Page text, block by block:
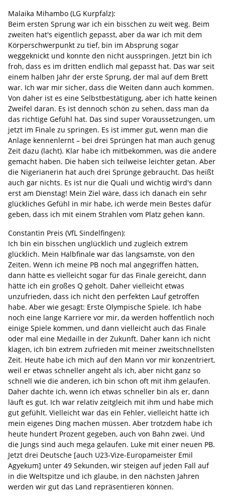
Malaika Mihambo (LG Kurpfalz):
Beim ersten Sprung war ich ein bisschen zu weit weg. Beim
zweiten hat's eigentlich gepasst, aber da war ich mit dem
Körperschwerpunkt zu tief, bin im Absprung sogar
weggeknickt und konnte den nicht ausspringen. Jetzt bin ich
froh, dass es im dritten endlich mal gepasst hat. Das war seit
einem halben Jahr der erste Sprung, der mal auf dem Brett
war. Ich war mir sicher, dass die Weiten dann auch kommen.
Von daher ist es eine Selbstbestätigung, aber ich hatte keinen
Zweifel daran. Es ist dennoch schön zu sehen, dass man da
das richtige Gefühl hat. Das sind super Voraussetzungen, um
jetzt im Finale zu springen. Es ist immer gut, wenn man die
Anlage kennenlernt – bei drei Sprüngen hat man auch genug
Zeit dazu (lacht). Klar habe ich mitbekommen, was die andere
gemacht haben. Die haben sich teilweise leichter getan. Aber
die Nigerianerin hat auch drei Sprünge gebraucht. Das heißt
auch gar nichts. Es ist nur die Quali und wichtig wird's dann
erst am Dienstag! Mein Ziel wäre, dass ich danach ein sehr
glückliches Gefühl in mir habe, ich werde mein Bestes dafür
geben, dass ich mit einem Strahlen vom Platz gehen kann.
Constantin Preis (VfL Sindelfingen):
Ich bin ein bisschen unglücklich und zugleich extrem
glücklich. Mein Halbfinale war das langsamste, von den
Zeiten. Wenn ich meine PB noch mal angegriffen hätten,
dann hätte es vielleicht sogar für das Finale gereicht, dann
hätte ich ein großes Q geholt. Daher vielleicht etwas
unzufrieden, dass ich nicht den perfekten Lauf getroffen
habe. Aber wie gesagt: Erste Olympische Spiele. Ich habe
noch eine lange Karriere vor mir, da werden hoffentlich noch
einige Spiele kommen, und dann vielleicht auch das Finale
oder mal eine Medaille in der Zukunft. Daher kann ich nicht
klagen, ich bin extrem zufrieden mit meiner zweitschnellsten
Zeit. Heute habe ich mich auf den Mann vor mir konzentriert,
weil er etwas schneller angeht als ich, aber nicht ganz so
schnell wie die anderen, ich bin schon oft mit ihm gelaufen.
Daher dachte ich, wenn ich etwas schneller bin als er, dann
läuft es gut. Ich war relativ zeitgleich mit ihm und habe mich
gut gefühlt. Vielleicht war das ein Fehler, vielleicht hätte ich
mein eigenes Ding machen müssen. Aber trotzdem habe ich
heute hundert Prozent gegeben, auch von Bahn zwei. Und
die Jungs sind auch mega gelaufen. Luke mit einer neuen PB.
Jetzt drei Deutsche [auch U23-Vize-Europameister Emil
Agyekum] unter 49 Sekunden, wir steigen auf jeden Fall auf
in die Weltspitze und ich glaube, in den nächsten Jahren
werden wir gut das Land repräsentieren können.